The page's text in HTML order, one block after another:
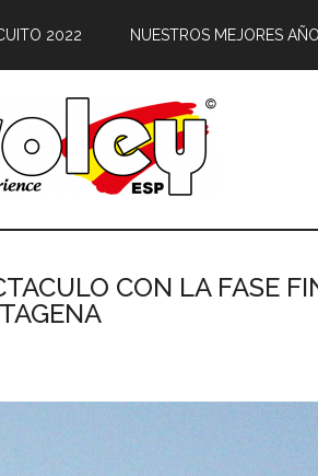
2022 NUESTROS MEJORES
CON LA FASE